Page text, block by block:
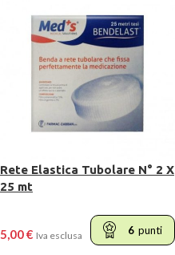
Rete Elastica Tubolare N° 2 X
25 mt
5,00€ Iva esclusa 6 punti